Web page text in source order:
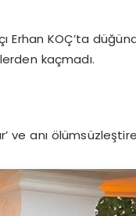
KOÇ’ta
kaçmadı.
ve anı